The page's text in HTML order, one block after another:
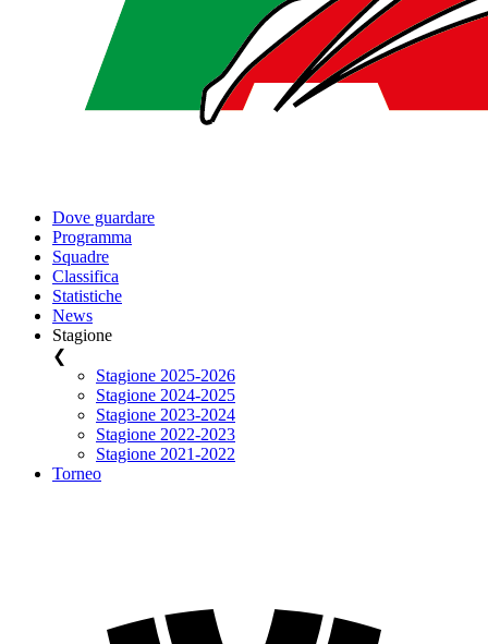
Dove guardare
Programma
Squadre
Classifica
Statistiche
News
Stagione
❮
Stagione 2025-2026
Stagione 2024-2025
Stagione 2023-2024
Stagione 2022-2023
Stagione 2021-2022
Torneo